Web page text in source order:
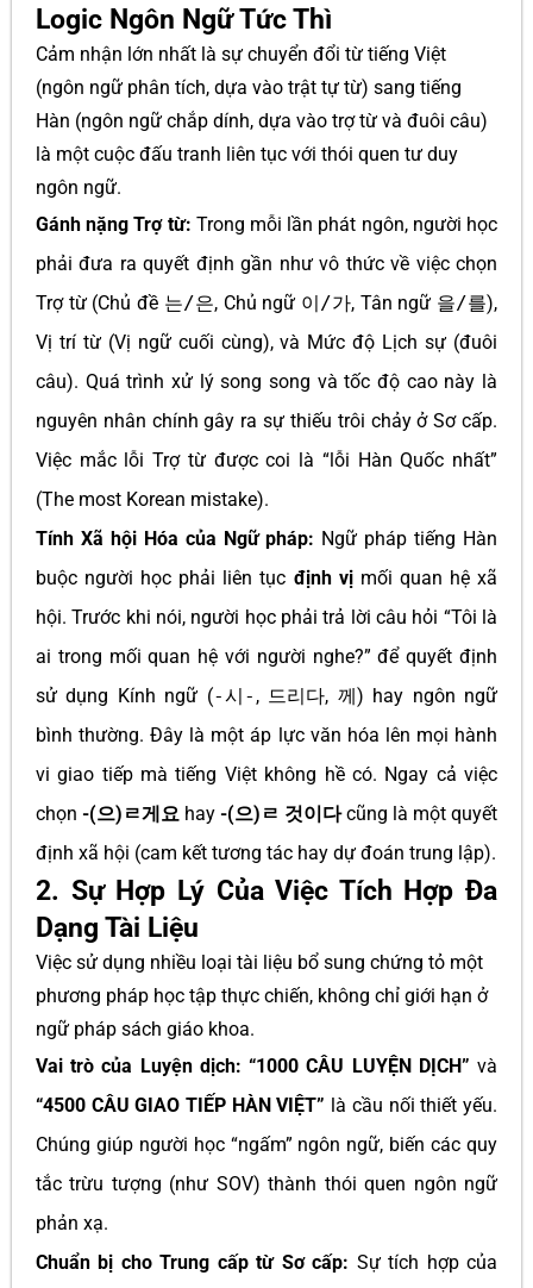
Logic Ngôn Ngữ Tức Thì
Cảm nhận lớn nhất là sự chuyển đổi từ tiếng Việt
(ngôn ngữ phân tích, dựa vào trật tự từ) sang tiếng
Hàn (ngôn ngữ chắp dính, dựa vào trợ từ và đuôi câu)
là một cuộc đấu tranh liên tục với thói quen tư duy
ngôn ngữ.
Gánh nặng Trợ từ: Trong mỗi lần phát ngôn, người học
phải đưa ra quyết định gần như vô thức về việc chọn
Trợ từ (Chủ đề 는/은, Chủ ngữ 이/가, Tân ngữ 을/를),
Vị trí từ (Vị ngữ cuối cùng), và Mức độ Lịch sự (đuôi
câu). Quá trình xử lý song song và tốc độ cao này là
nguyên nhân chính gây ra sự thiếu trôi chảy ở Sơ cấp.
Việc mắc lỗi Trợ từ được coi là “lỗi Hàn Quốc nhất”
(The most Korean mistake).
Tính Xã hội Hóa của Ngữ pháp: Ngữ pháp tiếng Hàn
buộc người học phải liên tục định vịmối quan hệ xã
hội. Trước khi nói, người học phải trả lời câu hỏi “Tôi là
ai trong mối quan hệ với người nghe?” để quyết định
sử dụng Kính ngữ (-시- , 드리다, 께) hay ngôn ngữ
bình thường. Đây là một áp lực văn hóa lên mọi hành
vi giao tiếp mà tiếng Việt không hề có. Ngay cả việc
chọn -(으)ㄹ게요 hay -(으)ㄹ 것이다cũng là một quyết
định xã hội (cam kết tương tác hay dự đoán trung lập).
2. Sự Hợp Lý Của Việc Tích Hợp Đa
Dạng Tài Liệu
Việc sử dụng nhiều loại tài liệu bổ sung chứng tỏ một
phương pháp học tập thực chiến, không chỉ giới hạn ở
ngữ pháp sách giáo khoa.
Vai trò của Luyện dịch: “1000 CÂU LUYỆN DỊCH” và
“4500 CÂU GIAO TIẾP HÀN VIỆT” là cầu nối thiết yếu.
Chúng giúp người học “ngấm” ngôn ngữ, biến các quy
tắc trừu tượng (như SOV) thành thói quen ngôn ngữ
phản xạ.
Chuẩn bị cho Trung cấp từ Sơ cấp: Sự tích hợp của